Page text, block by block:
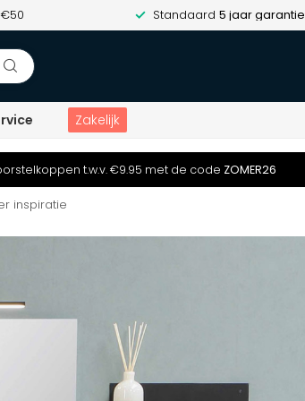
Standaard 5 jaar garantie
Zakelijk
t.w.v. €9.95 met de code ZOMER26
inspiratie